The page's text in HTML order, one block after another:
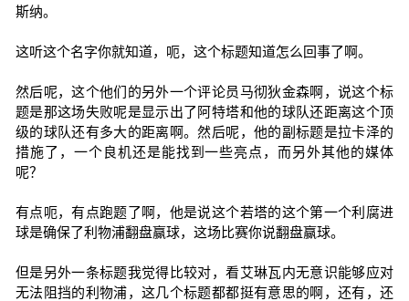
斯纳。
这听这个名字你就知道，呃，这个标题知道怎么回事了啊。
然后呢，这个他们的另外一个评论员马彻狄金森啊，说这个标
题是那这场失败呢是显示出了阿特塔和他的球队还距离这个顶
级的球队还有多大的距离啊。然后呢，他的副标题是拉卡泽的
措施了，一个良机还是能找到一些亮点，而另外其他的媒体
呢？
有点呃，有点跑题了啊，他是说这个若塔的这个第一个利腐进
球是确保了利物浦翻盘赢球，这场比赛你说翻盘赢球。
但是另外一条标题我觉得比较对，看艾琳瓦内无意识能够应对
无法阻挡的利物浦，这几个标题都都挺有意思的啊，还有，还